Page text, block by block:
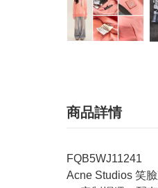
商品詳情
FQB5WJ11241
Acne Studios 笑